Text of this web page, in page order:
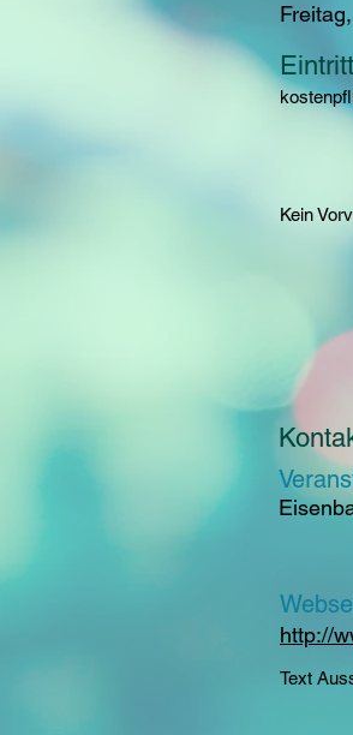
Kein
http://
Text